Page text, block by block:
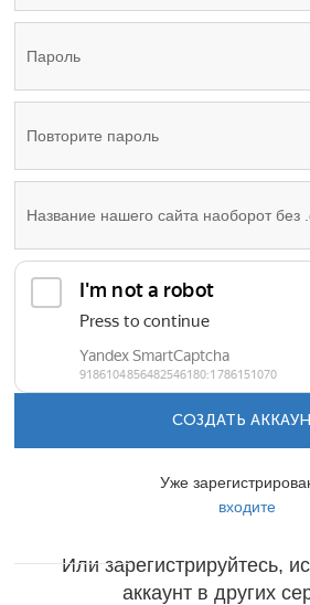
СОЗДАТЬ
Уже
входите
Или зарегистрируйтесь,
аккаунт в других